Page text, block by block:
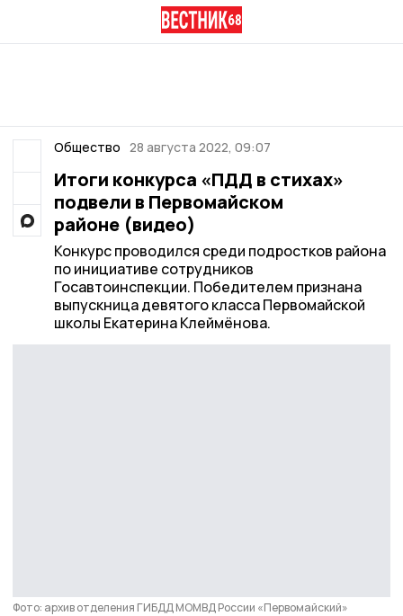
Общество 28 августа 2022, 09:07
Итоги конкурса «ПДД в стихах»
подвели в Первомайском
районе (видео)
Конкурс проводился среди подростков района
по инициативе сотрудников
Госавтоинспекции. Победителем признана
выпускница девятого класса Первомайской
школы Екатерина Клеймёнова.
Фото: архив отделения ГИБДД МОМВД России «Первомайский»